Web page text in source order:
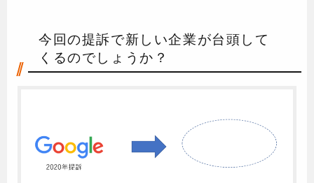
今回の提訴で新しい企業が台頭して
くるのでしょうか？